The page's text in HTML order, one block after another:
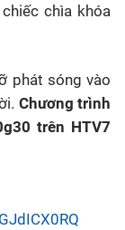
chìa khóa
phát sóng vào
Chương trình
trên HTV7